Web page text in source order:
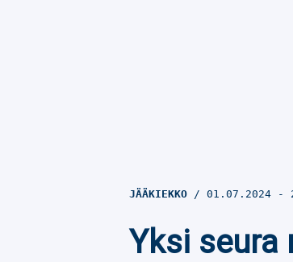
JÄÄKIEKKO 01.07.2024 -
Yksi seura